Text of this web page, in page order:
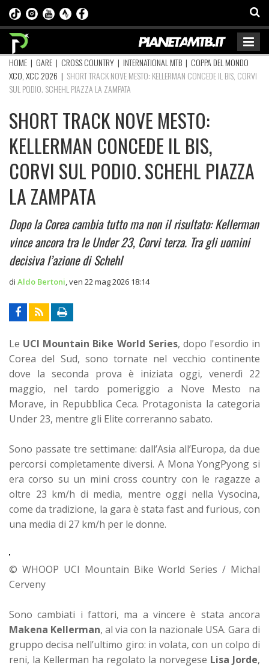
HOME | GARE | CROSS COUNTRY | INTERNATIONAL MTB | COPPA DEL MONDO
XCO, XCC 2026 | SHORT TRACK NOVE MESTO: KELLERMAN CONCEDE IL BIS, CORVI
SUL PODIO. SCHEHL PIAZZA LA ZAMPATA
SHORT TRACK NOVE MESTO:
KELLERMAN CONCEDE IL BIS,
CORVI SUL PODIO. SCHEHL PIAZZA
LA ZAMPATA
Dopo la Corea cambia tutto ma non il risultato: Kellerman
vince ancora tra le Under 23, Corvi terza. Tra gli uomini
decisiva l’azione di Schehl
di Aldo Bertoni ven 22 mag 2026 18:14
Le UCI Mountain Bike World Series, dopo l'esordio in
Corea del Sud, sono tornate nel vecchio continente
dove la seconda prova è iniziata oggi, venerdì 22
maggio, nel tardo pomeriggio a Nove Mesto na
Morave, in Repubblica Ceca. Protagonista la categoria
Under 23, mentre gli Elite correranno sabato.
Sono passate tre settimane: dall’Asia all’Europa, da due
percorsi completamente diversi. A Mona YongPyong si
era corso su un mini cross country con le ragazze a
oltre 23 km/h di media, mentre oggi nella Vysocina,
come da tradizione, la gara è stata fast and furious, con
una media di 27 km/h per le donne.
© WHOOP UCI Mountain Bike World Series / Michal
Cerveny
Sono cambiati i fattori, ma a vincere è stata ancora
Makena Kellerman, al via con la nazionale USA. Gara di
gruppo decisa nell’ultimo giro: in volata, con un colpo di
reni, la Kellerman ha regolato la norvegese Lisa Jorde,